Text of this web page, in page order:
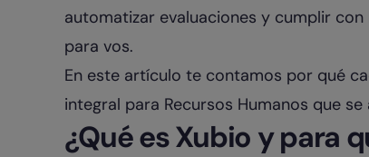
automatizar evaluaciones y cumplir
para vos.
En este artículo te contamos por qué
integral para Recursos Humanos que
¿Qué es Xubio y para